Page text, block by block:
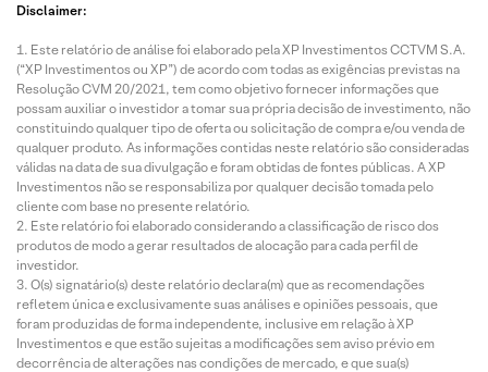
Disclaimer:
Este relatório de análise foi elaborado pela XP Investimentos CCTVM S.A.
(“XP Investimentos ou XP”) de acordo com todas as exigências previstas na
Resolução CVM 20/2021, tem como objetivo fornecer informações que
possam auxiliar o investidor a tomar sua própria decisão de investimento, não
constituindo qualquer tipo de oferta ou solicitação de compra e/ou venda de
qualquer produto. As informações contidas neste relatório são consideradas
válidas na data de sua divulgação e foram obtidas de fontes públicas. A XP
Investimentos não se responsabiliza por qualquer decisão tomada pelo
cliente com base no presente relatório.
Este relatório foi elaborado considerando a classificação de risco dos
produtos de modo a gerar resultados de alocação para cada perfil de
investidor.
O(s) signatário(s) deste relatório declara(m) que as recomendações
refletem única e exclusivamente suas análises e opiniões pessoais, que
foram produzidas de forma independente, inclusive em relação à XP
Investimentos e que estão sujeitas a modificações sem aviso prévio em
decorrência de alterações nas condições de mercado, e que sua(s)